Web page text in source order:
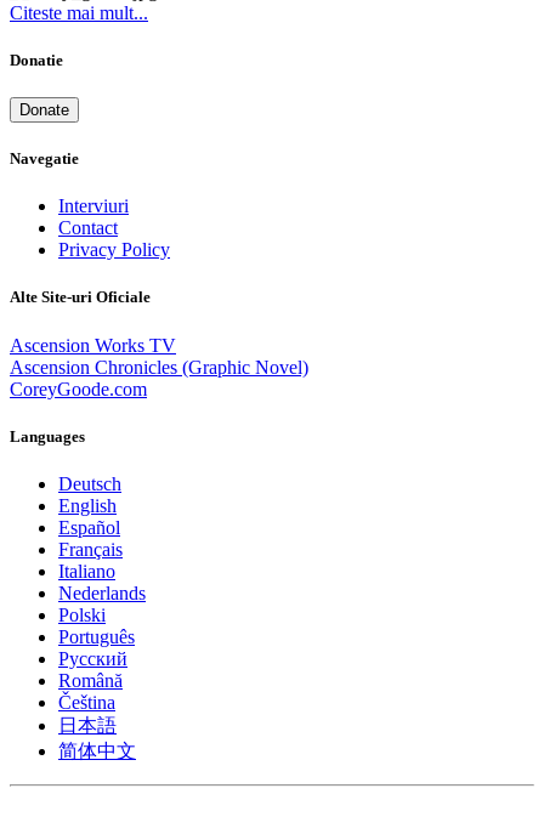
Citeste mai mult...
Donatie
Donate
Navegatie
Interviuri
Contact
Privacy Policy
Alte Site-uri Oficiale
Ascension Works TV
Ascension Chronicles (Graphic Novel)
CoreyGoode.com
Languages
Deutsch
English
Español
Français
Italiano
Nederlands
Polski
Português
Pусский
Română
Čeština
日本語
简体中文